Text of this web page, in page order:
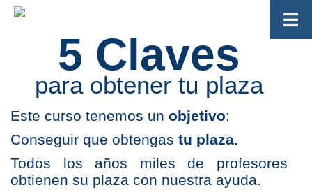
5 Claves
para obtener tu plaza
Este curso tenemos un objetivo:
Conseguir que obtengas tu plaza.
Todos los años miles de profesores
obtienen su plaza con nuestra ayuda.